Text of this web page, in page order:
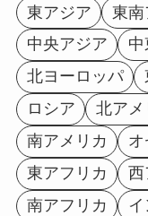
東アジア 東南
中央アジア
中
北ヨーロッパ
ロシア
北アメ
南アメリカ
東アフリカ
西
南アフリカ